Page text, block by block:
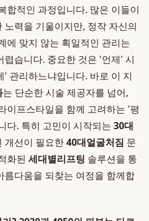
합적인 과정입니다. 많은 이들이
력을 기울이지만, 정작 자신의
에 맞지 않는 획일적인 관리는
렵습니다. 중요한 것은 '언제' 시
관리하느냐입니다. 바로 이 지
는 단순한 시술 제공자를 넘어,
이프스타일을 함께 고려하는 '평
다. 특히 고민이 시작되는 30대
개선이 필요한40대얼굴처짐 문
화된 세대별리프팅 솔루션을 통
름다움을 되찾는 여정을 함께합